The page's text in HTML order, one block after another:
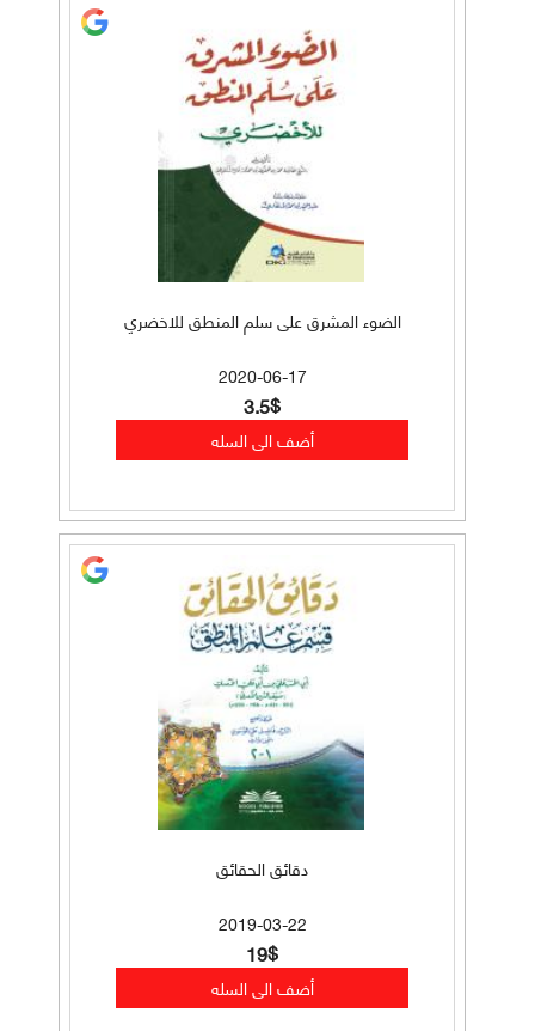
الضوء المشرق على سلم المنطق للاخضري
2020-06-17
3.5$
دقائق الحقائق
2019-03-22
19$